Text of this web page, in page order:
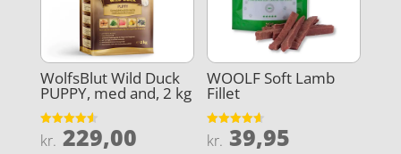
WolfsBlut Wild Duck
PUPPY, med and, 2 kg
Vurderet
4.6
kr. 229,00
WOOLF Soft Lamb
Fillet
Vurderet
4.6
kr. 39,95